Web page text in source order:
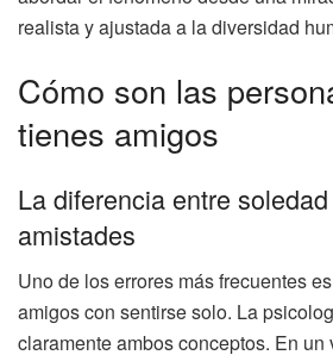
realista y ajustada a la diversidad
Cómo son las
tienes amigos
La diferencia entre
amistades
Uno de los errores más frecuentes
amigos con sentirse solo. La
claramente ambos conceptos. En un